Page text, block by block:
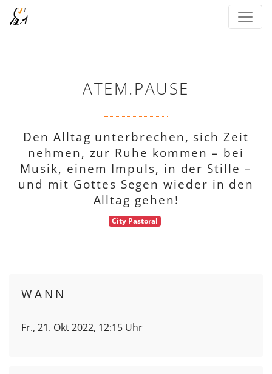
ATEM.PAUSE
Den Alltag unterbrechen, sich Zeit
nehmen, zur Ruhe kommen – bei
Musik, einem Impuls, in der Stille –
und mit Gottes Segen wieder in den
Alltag gehen!
City Pastoral
WANN
Fr., 21. Okt 2022, 12:15 Uhr